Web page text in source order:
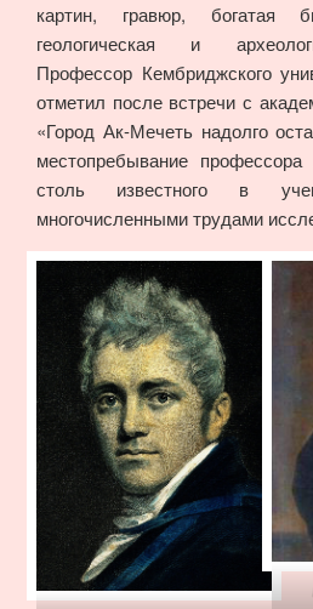
картин, гравюр, богатая
геологическая и
Профессор Кембриджского
отметил после встречи с
«Город Ак-Мечеть надолго
местопребывание
столь известного в
многочисленными трудами